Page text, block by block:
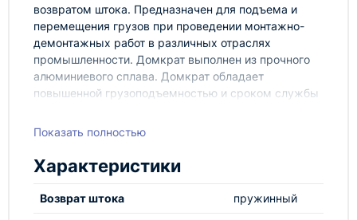
возвратом штока. Предназначен для подъема и
перемещения грузов при проведении монтажно-
демонтажных работ в различных отраслях
промышленности. Домкрат выполнен из прочного
алюминиевого сплава. Домкрат обладает
повышенной грузоподъемностью и сроком службы
применения рабочего давления до 80МПа (800кгс/
уплотнительных элементов.
КОМПЛЕКТАЦИЯ
1. Домкрат гидравлический ДГА-10150;
Показать полностью
Характеристики
Возврат штока пружинный